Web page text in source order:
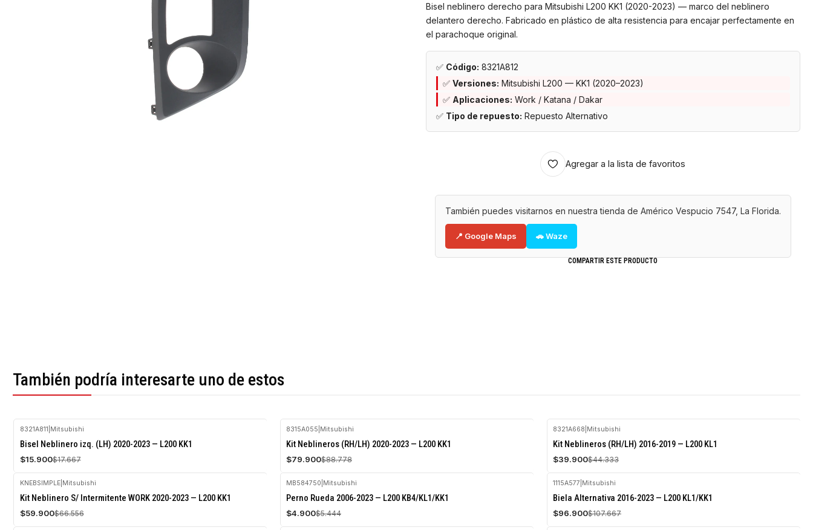
Bisel neblinero derecho para Mitsubishi L200 KK1 (2020-2023) — marco del neblinero
delantero derecho. Fabricado en plástico de alta resistencia para encajar perfectamente en
el parachoque original.
✅ Código: 8321A812
✅ Versiones: Mitsubishi L200 — KK1 (2020–2023)
✅ Aplicaciones: Work / Katana / Dakar
✅ Tipo de repuesto: Repuesto Alternativo
Agregar a la lista de favoritos
También puedes visitarnos en nuestra tienda de Américo Vespucio 7547, La Florida.
📍 Google Maps 🚗 Waze
COMPARTIR ESTE PRODUCTO
También podría interesarte uno de estos
-10%
OFF
8321A811 Mitsubishi
Bisel Neblinero izq. (LH) 2020-2023 — L200 KK1
$15.900$17.667
-10%
OFF
8315A055 Mitsubishi
Kit Neblineros (RH/LH) 2020-2023 — L200 KK1
$79.900$88.778
-10%
OFF
8321A668 Mitsubishi
Kit Neblineros (RH/LH) 2016-2019 — L200 KL1
$39.900$44.333
-10%
OFF
KNEBSIMPLE| Mitsubishi
Kit Neblinero S/ Intermitente WORK 2020-2023 — L200 KK1
$59.900$66.556
-10%
OFF
MB584750 Mitsubishi
Perno Rueda 2006-2023 — L200 KB4/KL1/KK1
$4.900$5.444
-10%
OFF
1115A577 Mitsubishi
Biela Alternativa 2016-2023 — L200 KL1/KK1
$96.900$107.667